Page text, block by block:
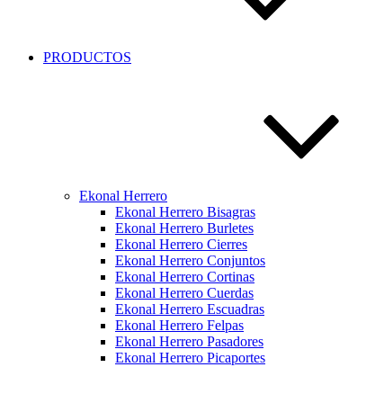
PRODUCTOS
Ekonal Herrero
Ekonal Herrero Bisagras
Ekonal Herrero Burletes
Ekonal Herrero Cierres
Ekonal Herrero Conjuntos
Ekonal Herrero Cortinas
Ekonal Herrero Cuerdas
Ekonal Herrero Escuadras
Ekonal Herrero Felpas
Ekonal Herrero Pasadores
Ekonal Herrero Picaportes